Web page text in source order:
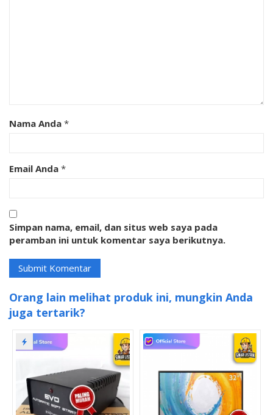
Nama Anda *
Email Anda *
Simpan nama, email, dan situs web saya pada
peramban ini untuk komentar saya berikutnya.
Orang lain melihat produk ini, mungkin Anda
juga tertarik?